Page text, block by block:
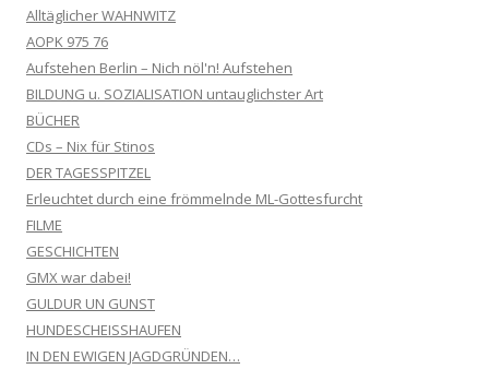
Alltäglicher WAHNWITZ
AOPK 975 76
Aufstehen Berlin – Nich nöl'n! Aufstehen
BILDUNG u. SOZIALISATION untauglichster Art
BÜCHER
CDs – Nix für Stinos
DER TAGESSPITZEL
Erleuchtet durch eine frömmelnde ML-Gottesfurcht
FILME
GESCHICHTEN
GMX war dabei!
GULDUR UN GUNST
HUNDESCHEISSHAUFEN
IN DEN EWIGEN JAGDGRÜNDEN…